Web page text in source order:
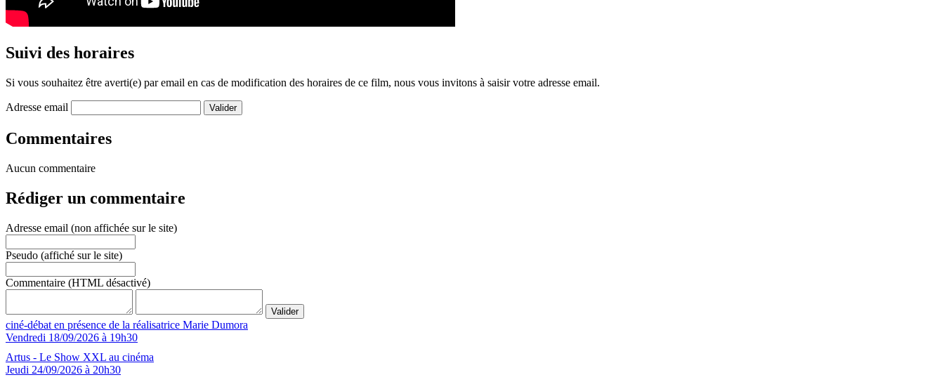
Suivi des horaires
Si vous souhaitez être averti(e) par email en cas de modification des horaires de ce film, nous vous invitons à saisir votre adresse email.
Adresse email
Commentaires
Aucun commentaire
Rédiger un commentaire
Adresse email (non affichée sur le site)
Pseudo (affiché sur le site)
Commentaire (HTML désactivé)
ciné-débat en présence de la réalisatrice Marie Dumora
Vendredi 18/09/2026 à 19h30
Artus - Le Show XXL au cinéma
Jeudi 24/09/2026 à 20h30